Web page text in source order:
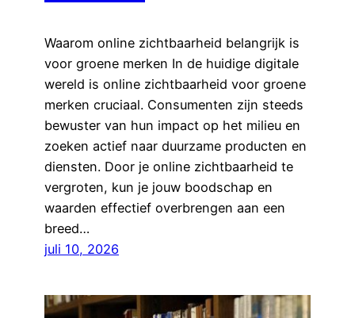
Waarom online zichtbaarheid belangrijk is
voor groene merken In de huidige digitale
wereld is online zichtbaarheid voor groene
merken cruciaal. Consumenten zijn steeds
bewuster van hun impact op het milieu en
zoeken actief naar duurzame producten en
diensten. Door je online zichtbaarheid te
vergroten, kun je jouw boodschap en
waarden effectief overbrengen aan een
breed…
juli 10, 2026